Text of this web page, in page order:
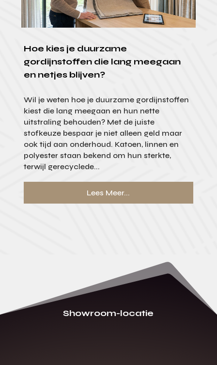
Hoe kies je duurzame
gordijnstoffen die lang meegaan
en netjes blijven?
Wil je weten hoe je duurzame gordijnstoffen
kiest die lang meegaan en hun nette
uitstraling behouden? Met de juiste
stofkeuze bespaar je niet alleen geld maar
ook tijd aan onderhoud. Katoen, linnen en
polyester staan bekend om hun sterkte,
terwijl gerecyclede...
Lees Meer...
Showroom-locatie